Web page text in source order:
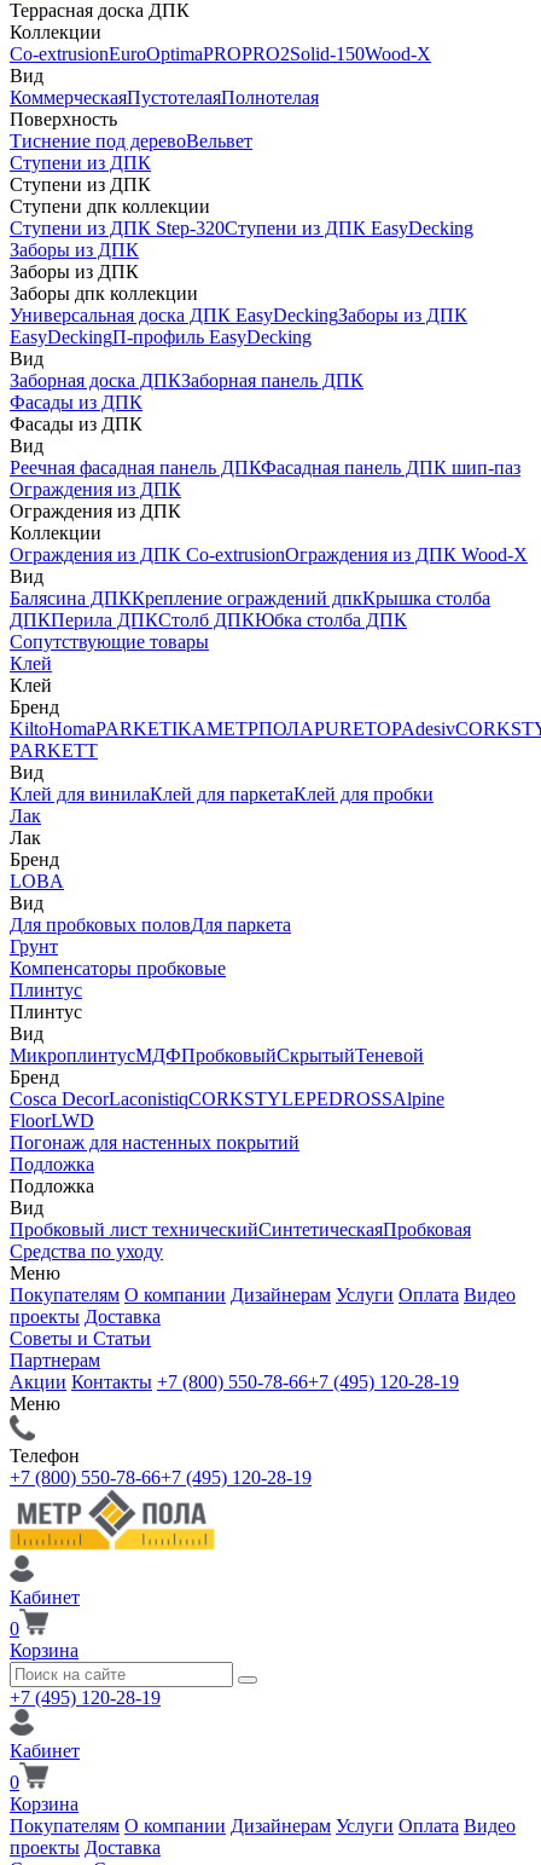
Террасная доска ДПК
Коллекции
Co-extrusionEuroOptimaPROPRO2Solid-150Wood-X
Вид
КоммерческаяПустотелаяПолнотелая
Поверхность
Тиснение под деревоВельвет
Ступени из ДПК
Ступени из ДПК
Ступени дпк коллекции
Ступени из ДПК Step-320Ступени из ДПК EasyDecking
Заборы из ДПК
Заборы из ДПК
Заборы дпк коллекции
Универсальная доска ДПК EasyDeckingЗаборы из ДПК
EasyDeckingП-профиль EasyDecking
Вид
Заборная доска ДПКЗаборная панель ДПК
Фасады из ДПК
Фасады из ДПК
Вид
Реечная фасадная панель ДПКФасадная панель ДПК шип-паз
Ограждения из ДПК
Ограждения из ДПК
Коллекции
Ограждения из ДПК Co-extrusionОграждения из ДПК Wood-X
Вид
Балясина ДПККрепление ограждений дпкКрышка столба
ДПКПерила ДПКСтолб ДПКЮбка столба ДПК
Сопутствующие товары
Клей
Клей
Бренд
KiltoHomaPARKETIKAМЕТРПОЛАPURETOPAdesiv
PARKETT
Вид
Клей для винилаКлей для паркетаКлей для пробки
Лак
Лак
Бренд
LOBA
Вид
Для пробковых половДля паркета
Грунт
Компенсаторы пробковые
Плинтус
Плинтус
Вид
МикроплинтусМДФПробковыйСкрытыйТеневой
Бренд
Cosca DecorLaconistiqCORKSTYLEPEDROSSAlpine
FloorLWD
Погонаж для настенных покрытий
Подложка
Подложка
Вид
Пробковый лист техническийСинтетическаяПробковая
Средства по уходу
Меню
Покупателям О компании Дизайнерам Услуги Оплата Видео
проекты Доставка
Советы и Статьи
Партнерам
Акции Контакты +7 (800) 550-78-66+7 (495) 120-28-19
Меню
Телефон
+7 (800) 550-78-66+7 (495) 120-28-19
Кабинет
0
Корзина
+7 (495) 120-28-19
Кабинет
0
Корзина
Покупателям О компании Дизайнерам Услуги Оплата Видео
проекты Доставка